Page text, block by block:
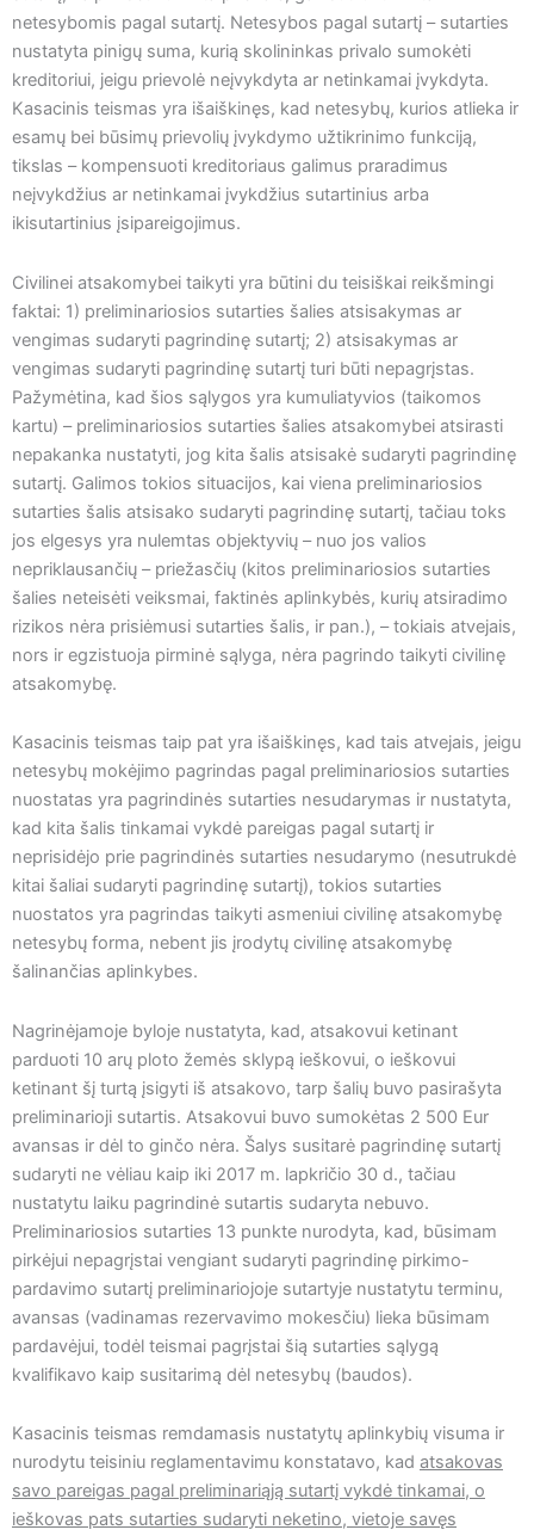
netesybomis pagal sutartį. Netesybos pagal sutartį – sutarties
nustatyta pinigų suma, kurią skolininkas privalo sumokėti
kreditoriui, jeigu prievolė neįvykdyta ar netinkamai įvykdyta.
Kasacinis teismas yra išaiškinęs, kad netesybų, kurios atlieka ir
esamų bei būsimų prievolių įvykdymo užtikrinimo funkciją,
tikslas – kompensuoti kreditoriaus galimus praradimus
neįvykdžius ar netinkamai įvykdžius sutartinius arba
ikisutartinius įsipareigojimus.
Civilinei atsakomybei taikyti yra būtini du teisiškai reikšmingi
faktai: 1) preliminariosios sutarties šalies atsisakymas ar
vengimas sudaryti pagrindinę sutartį; 2) atsisakymas ar
vengimas sudaryti pagrindinę sutartį turi būti nepagrįstas.
Pažymėtina, kad šios sąlygos yra kumuliatyvios (taikomos
kartu) – preliminariosios sutarties šalies atsakomybei atsirasti
nepakanka nustatyti, jog kita šalis atsisakė sudaryti pagrindinę
sutartį. Galimos tokios situacijos, kai viena preliminariosios
sutarties šalis atsisako sudaryti pagrindinę sutartį, tačiau toks
jos elgesys yra nulemtas objektyvių – nuo jos valios
nepriklausančių – priežasčių (kitos preliminariosios sutarties
šalies neteisėti veiksmai, faktinės aplinkybės, kurių atsiradimo
rizikos nėra prisiėmusi sutarties šalis, ir pan.), – tokiais atvejais,
nors ir egzistuoja pirminė sąlyga, nėra pagrindo taikyti civilinę
atsakomybę.
Kasacinis teismas taip pat yra išaiškinęs, kad tais atvejais, jeigu
netesybų mokėjimo pagrindas pagal preliminariosios sutarties
nuostatas yra pagrindinės sutarties nesudarymas ir nustatyta,
kad kita šalis tinkamai vykdė pareigas pagal sutartį ir
neprisidėjo prie pagrindinės sutarties nesudarymo (nesutrukdė
kitai šaliai sudaryti pagrindinę sutartį), tokios sutarties
nuostatos yra pagrindas taikyti asmeniui civilinę atsakomybę
netesybų forma, nebent jis įrodytų civilinę atsakomybę
šalinančias aplinkybes.
Nagrinėjamoje byloje nustatyta, kad, atsakovui ketinant
parduoti 10 arų ploto žemės sklypą ieškovui, o ieškovui
ketinant šį turtą įsigyti iš atsakovo, tarp šalių buvo pasirašyta
preliminarioji sutartis. Atsakovui buvo sumokėtas 2 500 Eur
avansas ir dėl to ginčo nėra. Šalys susitarė pagrindinę sutartį
sudaryti ne vėliau kaip iki 2017 m. lapkričio 30 d., tačiau
nustatytu laiku pagrindinė sutartis sudaryta nebuvo.
Preliminariosios sutarties 13 punkte nurodyta, kad, būsimam
pirkėjui nepagrįstai vengiant sudaryti pagrindinę pirkimo-
pardavimo sutartį preliminariojoje sutartyje nustatytu terminu,
avansas (vadinamas rezervavimo mokesčiu) lieka būsimam
pardavėjui, todėl teismai pagrįstai šią sutarties sąlygą
kvalifikavo kaip susitarimą dėl netesybų (baudos).
Kasacinis teismas remdamasis nustatytų aplinkybių visuma ir
nurodytu teisiniu reglamentavimu konstatavo, kad atsakovas
savo pareigas pagal preliminariąją sutartį vykdė tinkamai, o
ieškovas pats sutarties sudaryti neketino, vietoje savęs